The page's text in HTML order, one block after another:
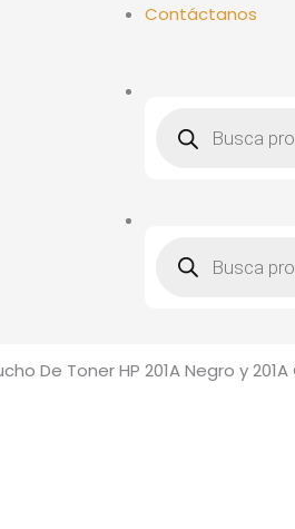
Contáctanos
productos
productos
De Toner HP 201A Negro y